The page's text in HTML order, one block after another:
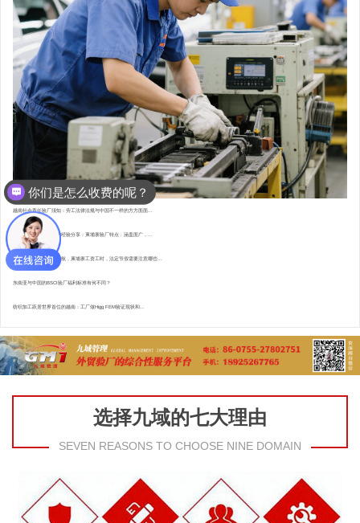
越南社会责任验厂须知：劳工法律法规与中国不一样的方方面面...
东南亚资深验厂顾问的经验分享：柬埔寨验厂特点 : 涵盖面广，...
直赴柬埔寨，为验厂护航，柬埔寨工资工时，法定节假需要注意哪些...
东南亚与中国的BSCI验厂福利标准有何不同？
纺织加工跃居世界首位的越南：工厂做Higg FEM验证现状和...
选择九域的七大理由
SEVEN REASONS TO CHOOSE NINE DOMAIN
你们是怎么收费的呢？